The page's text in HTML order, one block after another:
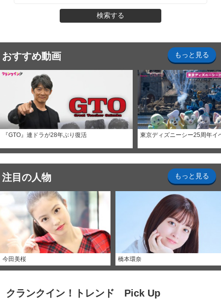
検索する
おすすめ動画 もっと見る
『GTO』連ドラが28年ぶり復活 東京ディズニーシー25周年イ
注目の人物 もっと見る
今田美桜 橋本環奈
クランクイン！トレンド Pick Up